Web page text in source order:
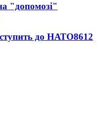
"допомозі"
до НАТО8612